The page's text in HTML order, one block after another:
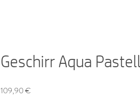
Geschirr Aqua Pastell
109,90 €